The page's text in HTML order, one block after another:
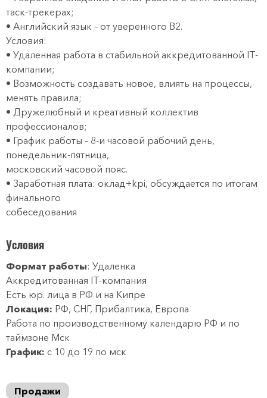
таск-трекерах;
• Английский язык – от уверенного B2.
Условия:
• Удаленная работа в стабильной аккредитованной IT-
компании;
• Возможность создавать новое, влиять на процессы,
менять правила;
• Дружелюбный и креативный коллектив
профессионалов;
• График работы – 8-и часовой рабочий день,
понедельник-пятница,
московский часовой пояс.
• Заработная плата: оклад+kpi, обсуждается по итогам
финального
собеседования
Условия
Формат работы: Удаленка
Аккредитованная IT-компания
Есть юр. лица в РФ и на Кипре
Локация: РФ, СНГ, Прибалтика, Европа
Работа по производственному календарю РФ и по
таймзоне Мск
График: с 10 до 19 по мск
Продажи